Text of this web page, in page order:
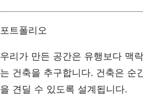
포트폴리오
우리가 만든 공간은 유행보다 맥
는 건축을 추구합니다. 건축은 순
을 견딜 수 있도록 설계됩니다.